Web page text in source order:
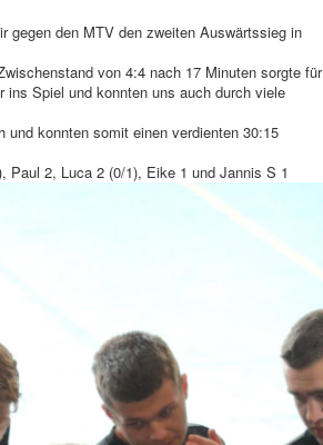
gegen den MTV den zweiten Auswärtssieg in
von 4:4 nach 17 Minuten sorgte für
ins Spiel und konnten uns auch durch viele
und konnten somit einen verdienten 30:15
2, Luca 2 (0/1), Eike 1 und Jannis S 1